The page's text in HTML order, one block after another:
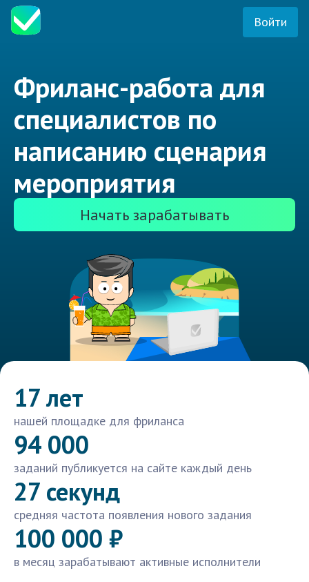
Войти
Фриланс-работа для
специалистов по
написанию сценария
мероприятия
Начать зарабатывать
17 лет
нашей площадке для фриланса
94 000
заданий публикуется на сайте каждый день
27 секунд
средняя частота появления нового задания
100 000 ₽
в месяц зарабатывают активные исполнители